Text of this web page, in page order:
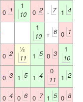
0 1
1
10
0 2 - 7 1 4
1
10 + 6 0 1
0 2
½
11
1 5 0 3
1
10
0 3 1 5 1 4
0
11
1 2
0 4 0 6 0 7 1 5 0 8